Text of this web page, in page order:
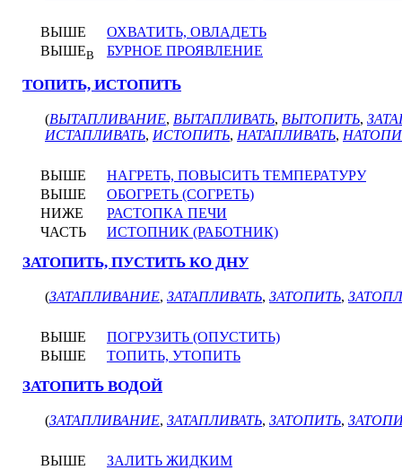
ВЫШЕ
ОХВАТИТЬ, ОВЛАДЕТЬ
ВЫШЕВ БУРНОЕ ПРОЯВЛЕНИЕ
ТОПИТЬ, ИСТОПИТЬ
(ВЫТАПЛИВАНИЕ, ВЫТАПЛИВАТЬ, ВЫТОПИТЬ,
ИСТАПЛИВАТЬ, ИСТОПИТЬ, НАТАПЛИВАТЬ,
ВЫШЕ
НАГРЕТЬ, ПОВЫСИТЬ ТЕМПЕРАТУРУ
ВЫШЕ
ОБОГРЕТЬ (СОГРЕТЬ)
НИЖЕ
РАСТОПКА ПЕЧИ
ЧАСТЬ
ИСТОПНИК (РАБОТНИК)
ЗАТОПИТЬ, ПУСТИТЬ КО ДНУ
(ЗАТАПЛИВАНИЕ, ЗАТАПЛИВАТЬ, ЗАТОПИТЬ,
ВЫШЕ
ПОГРУЗИТЬ (ОПУСТИТЬ)
ВЫШЕ
ТОПИТЬ, УТОПИТЬ
ЗАТОПИТЬ ВОДОЙ
(ЗАТАПЛИВАНИЕ, ЗАТАПЛИВАТЬ, ЗАТОПИТЬ,
ВЫШЕ
ЗАЛИТЬ ЖИДКИМ